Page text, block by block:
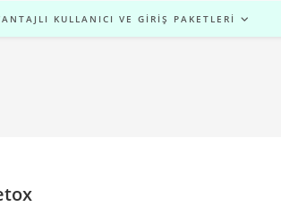
KULLANICI VE GIRIŞ PAKETLERI